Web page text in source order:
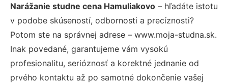
Narážanie studne cena Hamuliakovo – hľadáte istotu
v podobe skúseností, odbornosti a precíznosti?
Potom ste na správnej adrese – www.moja-studna.sk.
Inak povedané, garantujeme vám vysokú
profesionalitu, serióznosť a korektné jednanie od
prvého kontaktu až po samotné dokončenie vašej